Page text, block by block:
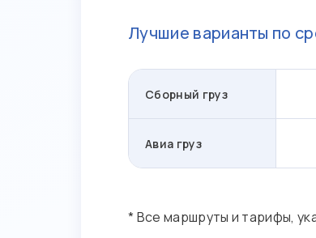
Лучшие варианты по
Сборный груз
Авиа груз
* Все маршруты и тарифы,